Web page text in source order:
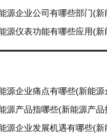
源企业公司有哪些部门(
源仪表功能有哪些应用(
源企业痛点有哪些(新能源
源产品指哪些(新能源产品
源企业发展机遇有哪些(